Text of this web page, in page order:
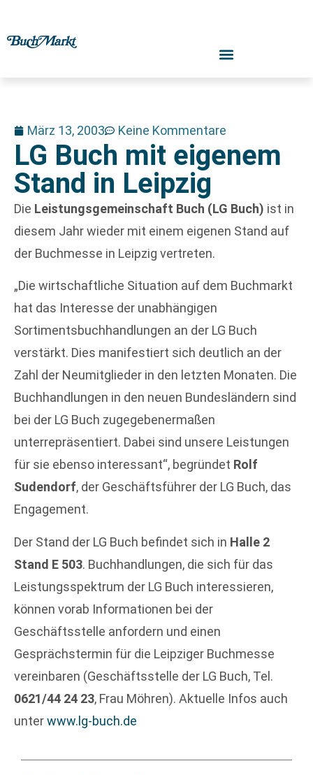
März 13, 2003 Keine Kommentare
LG Buch mit eigenem
Stand in Leipzig
Die Leistungsgemeinschaft Buch (LG Buch) ist in
diesem Jahr wieder mit einem eigenen Stand auf
der Buchmesse in Leipzig vertreten.
„Die wirtschaftliche Situation auf dem Buchmarkt
hat das Interesse der unabhängigen
Sortimentsbuchhandlungen an der LG Buch
verstärkt. Dies manifestiert sich deutlich an der
Zahl der Neumitglieder in den letzten Monaten. Die
Buchhandlungen in den neuen Bundesländern sind
bei der LG Buch zugegebenermaßen
unterrepräsentiert. Dabei sind unsere Leistungen
für sie ebenso interessant“, begründet Rolf
Sudendorf, der Geschäftsführer der LG Buch, das
Engagement.
Der Stand der LG Buch befindet sich in Halle 2
Stand E 503. Buchhandlungen, die sich für das
Leistungsspektrum der LG Buch interessieren,
können vorab Informationen bei der
Geschäftsstelle anfordern und einen
Gesprächstermin für die Leipziger Buchmesse
vereinbaren (Geschäftsstelle der LG Buch, Tel.
0621/44 24 23, Frau Möhren). Aktuelle Infos auch
unterwww.lg-buch.de